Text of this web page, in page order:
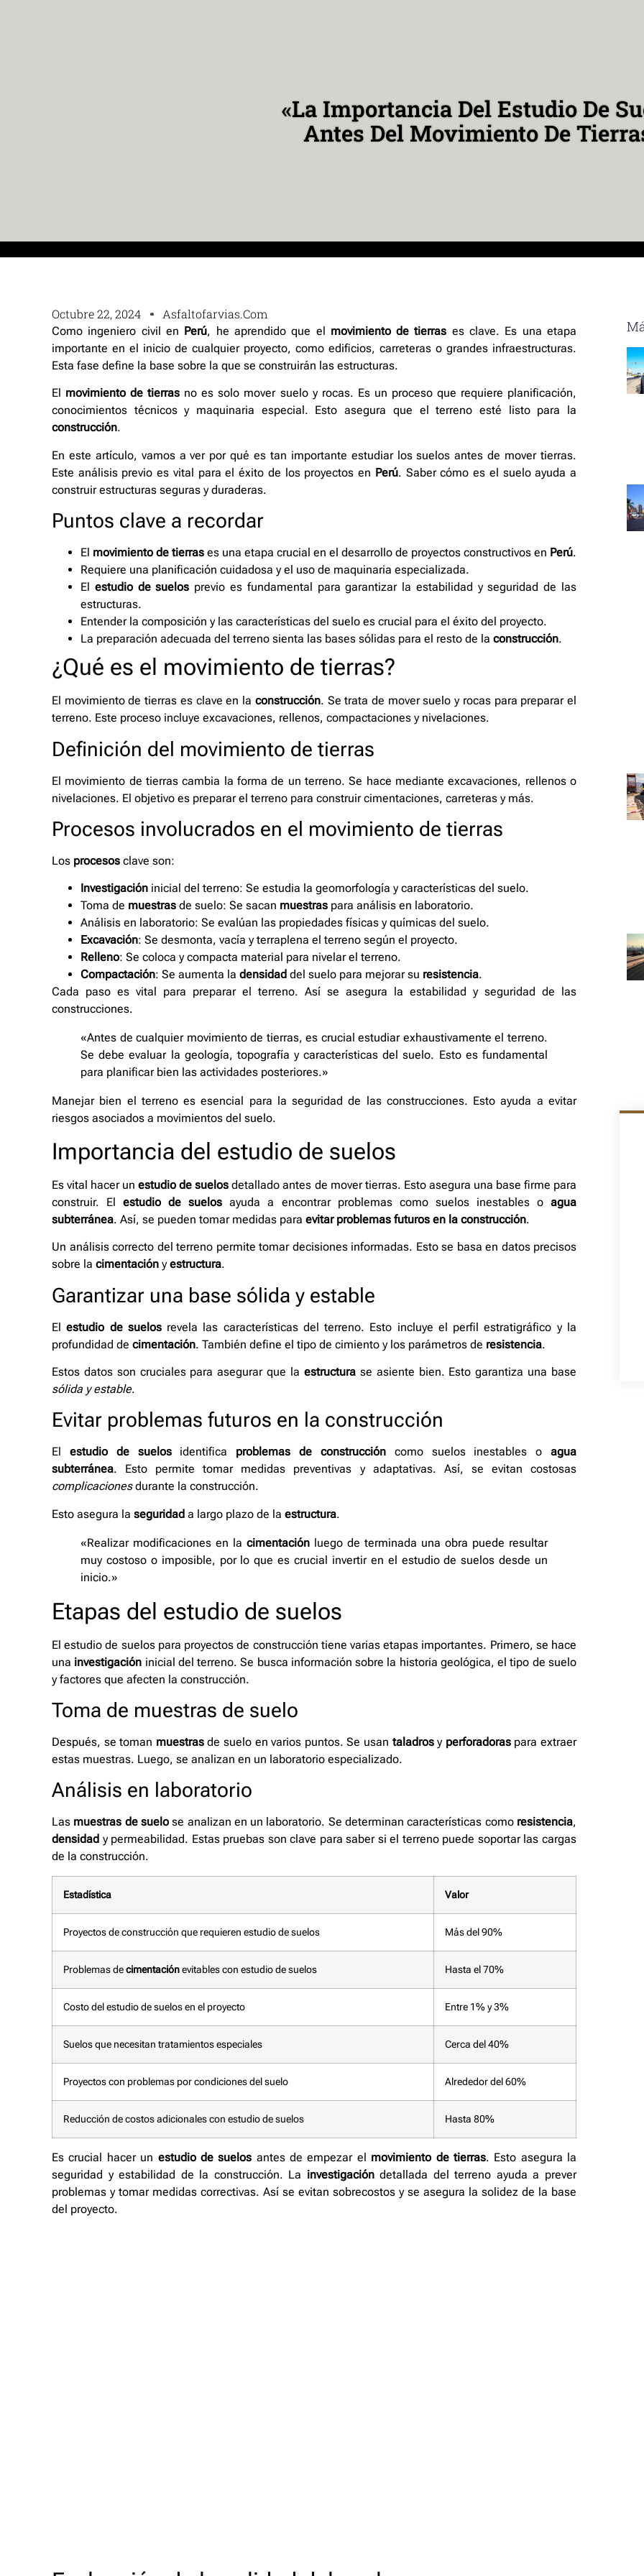
«La Importancia Del Estudio De
Antes Del Movimiento De
Octubre 22, 2024 Asfaltofarvias.com
Como ingeniero civil en Perú, he aprendido que el movimiento de tierras es clave. Es una etapa
importante en el inicio de cualquier proyecto, como edificios, carreteras o grandes infraestructuras.
Esta fase define la base sobre la que se construirán las estructuras.
El movimiento de tierras no es solo mover suelo y rocas. Es un proceso que requiere planificación,
conocimientos técnicos y maquinaria especial. Esto asegura que el terreno esté listo para la
construcción.
En este artículo, vamos a ver por qué es tan importante estudiar los suelos antes de mover tierras.
Este análisis previo es vital para el éxito de los proyectos en Perú. Saber cómo es el suelo ayuda a
construir estructuras seguras y duraderas.
Puntos clave a recordar
El movimiento de tierras es una etapa crucial en el desarrollo de proyectos constructivos en Perú.
Requiere una planificación cuidadosa y el uso de maquinaria especializada.
El estudio de suelos previo es fundamental para garantizar la estabilidad y seguridad de las
estructuras.
Entender la composición y las características del suelo es crucial para el éxito del proyecto.
La preparación adecuada del terreno sienta las bases sólidas para el resto de la construcción.
¿Qué es el movimiento de tierras?
El movimiento de tierras es clave en la construcción. Se trata de mover suelo y rocas para preparar el
terreno. Este proceso incluye excavaciones, rellenos, compactaciones y nivelaciones.
Definición del movimiento de tierras
El movimiento de tierras cambia la forma de un terreno. Se hace mediante excavaciones, rellenos o
nivelaciones. El objetivo es preparar el terreno para construir cimentaciones, carreteras y más.
Procesos involucrados en el movimiento de tierras
Los procesos clave son:
Investigación inicial del terreno: Se estudia la geomorfología y características del suelo.
Toma de muestras de suelo: Se sacan muestras para análisis en laboratorio.
Análisis en laboratorio: Se evalúan las propiedades físicas y químicas del suelo.
Excavación: Se desmonta, vacía y terraplena el terreno según el proyecto.
Relleno: Se coloca y compacta material para nivelar el terreno.
Compactación: Se aumenta la densidad del suelo para mejorar su resistencia.
Cada paso es vital para preparar el terreno. Así se asegura la estabilidad y seguridad de las
construcciones.
«Antes de cualquier movimiento de tierras, es crucial estudiar exhaustivamente el terreno.
Se debe evaluar la geología, topografía y características del suelo. Esto es fundamental
para planificar bien las actividades posteriores.»
Manejar bien el terreno es esencial para la seguridad de las construcciones. Esto ayuda a evitar
riesgos asociados a movimientos del suelo.
Importancia del estudio de suelos
Es vital hacer unestudio de suelos detallado antes de mover tierras. Esto asegura una base firme para
construir. Elestudio de suelos ayuda a encontrar problemas como suelos inestables oagua
subterránea. Así, se pueden tomar medidas para evitar problemas futuros en la construcción.
Un análisis correcto del terreno permite tomar decisiones informadas. Esto se basa en datos precisos
sobre la cimentación yestructura.
Garantizar una base sólida y estable
Elestudio de suelosrevela las características del terreno. Esto incluye el perfil estratigráfico y la
profundidad de cimentación. También define el tipo de cimiento y los parámetros de resistencia.
Estos datos son cruciales para asegurar que la estructurase asiente bien. Esto garantiza una base
sólida y estable.
Evitar problemas futuros en la construcción
El estudio de suelosidentifica problemas de construccióncomo suelos inestables oagua
subterránea. Esto permite tomar medidas preventivas y adaptativas. Así, se evitan costosas
complicacionesdurante la construcción.
Esto asegura la seguridad a largo plazo de la estructura.
«Realizar modificaciones en la cimentación luego de terminada una obra puede resultar
muy costoso o imposible, por lo que es crucial invertir en el estudio de suelos desde un
inicio.»
Etapas del estudio de suelos
El estudio de suelos para proyectos de construcción tiene varias etapas importantes. Primero, se hace
una investigación inicial del terreno. Se busca información sobre la historia geológica, el tipo de suelo
y factores que afecten la construcción.
Toma de muestras de suelo
Después, se toman muestrasde suelo en varios puntos. Se usan taladrosy perforadoraspara extraer
estas muestras. Luego, se analizan en un laboratorio especializado.
Análisis en laboratorio
Las muestras de suelose analizan en un laboratorio. Se determinan características como resistencia,
densidad y permeabilidad. Estas pruebas son clave para saber si el terreno puede soportar las cargas
de la construcción.
Estadística Valor
Proyectos de construcción que requieren estudio de suelos Más del 90%
Problemas decimentaciónevitables con estudio de suelos Hasta el 70%
Costo del estudio de suelos en el proyecto Entre 1% y 3%
Suelos que necesitan tratamientos especiales Cerca del 40%
Proyectos con problemas por condiciones del suelo Alrededor del 60%
Reducción de costos adicionales con estudio de suelos Hasta 80%
Es crucial hacer un estudio de suelos antes de empezar el movimiento de tierras. Esto asegura la
seguridad y estabilidad de la construcción. La investigacióndetallada del terreno ayuda a prever
problemas y tomar medidas correctivas. Así se evitan sobrecostos y se asegura la solidez de la base
del proyecto.